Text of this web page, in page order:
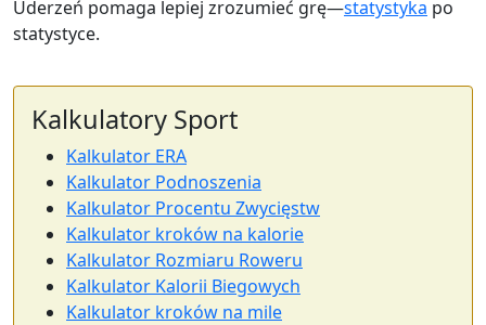
Uderzeń pomaga lepiej zrozumieć grę—statystyka po
statystyce.
Kalkulatory Sport
Kalkulator ERA
Kalkulator Podnoszenia
Kalkulator Procentu Zwycięstw
Kalkulator kroków na kalorie
Kalkulator Rozmiaru Roweru
Kalkulator Kalorii Biegowych
Kalkulator kroków na mile